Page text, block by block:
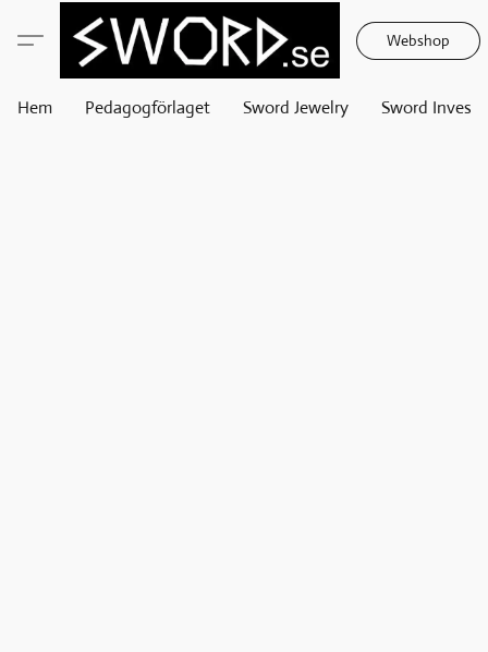
Webshop
Hem Pedagogförlaget Sword Jewelry Sword Invest